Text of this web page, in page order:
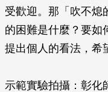
受歡迎。那「吹不熄
的困難是什麼？要如
提出個人的看法，希
示範實驗拍攝：彰化